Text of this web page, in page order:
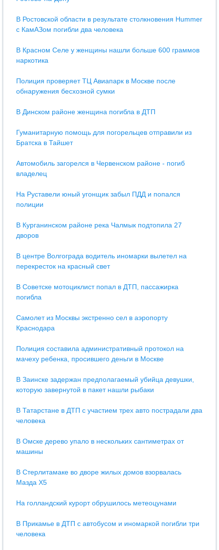
В Ростовской области в результате столкновения Hummer
с КамАЗом погибли два человека
В Красном Селе у женщины нашли больше 600 граммов
наркотика
Полиция проверяет ТЦ Авиапарк в Москве после
обнаружения бесхозной сумки
В Динском районе женщина погибла в ДТП
Гуманитарную помощь для погорельцев отправили из
Братска в Тайшет
Автомобиль загорелся в Червенском районе - погиб
владелец
На Руставели юный угонщик забыл ПДД и попался
полиции
В Курганинском районе река Чалмык подтопила 27
дворов
В центре Волгограда водитель иномарки вылетел на
перекресток на красный свет
В Советске мотоциклист попал в ДТП, пассажирка
погибла
Самолет из Москвы экстренно сел в аэропорту
Краснодара
Полиция составила административный протокол на
мачеху ребенка, просившего деньги в Москве
В Заинске задержан предполагаемый убийца девушки,
которую завернутой в пакет нашли рыбаки
В Татарстане в ДТП с участием трех авто пострадали два
человека
В Омске дерево упало в нескольких сантиметрах от
машины
В Стерлитамаке во дворе жилых домов взорвалась
Мазда Х5
На голландский курорт обрушилось метеоцунами
В Прикамье в ДТП с автобусом и иномаркой погибли три
человека